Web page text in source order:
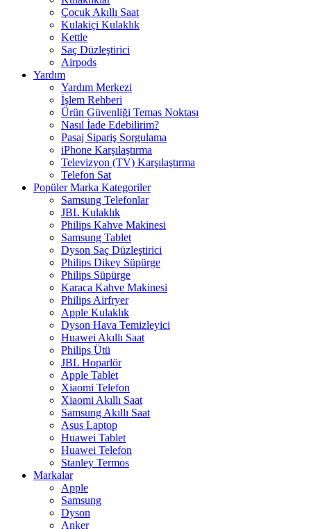
Çocuk Akıllı Saat
Kulakiçi Kulaklık
Kettle
Saç Düzleştirici
Airpods
Yardım
Yardım Merkezi
İşlem Rehberi
Ürün Güvenliği Temas Noktası
Nasıl İade Edebilirim?
Pasaj Sipariş Sorgulama
iPhone Karşılaştırma
Televizyon (TV) Karşılaştırma
Telefon Sat
Popüler Marka Kategoriler
Samsung Telefonlar
JBL Kulaklık
Philips Kahve Makinesi
Samsung Tablet
Dyson Saç Düzleştirici
Philips Dikey Süpürge
Philips Süpürge
Karaca Kahve Makinesi
Philips Airfryer
Apple Kulaklık
Dyson Hava Temizleyici
Huawei Akıllı Saat
Philips Ütü
JBL Hoparlör
Apple Tablet
Xiaomi Telefon
Xiaomi Akıllı Saat
Samsung Akıllı Saat
Asus Laptop
Huawei Tablet
Huawei Telefon
Stanley Termos
Markalar
Apple
Samsung
Dyson
Anker